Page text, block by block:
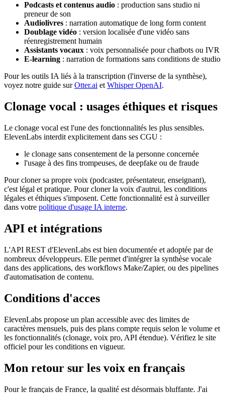
Podcasts et contenus audio : production sans studio ni
preneur de son
Audiolivres : narration automatique de long form content
Doublage vidéo : version localisée d'une vidéo sans
réenregistrement humain
Assistants vocaux : voix personnalisée pour chatbots ou IVR
E-learning : narration de formations sans conditions de studio
Pour les outils IA liés à la transcription (l'inverse de la synthèse),
voyez notre guide surOtter.ai etWhisper OpenAI.
Clonage vocal : usages éthiques et risques
Le clonage vocal est l'une des fonctionnalités les plus sensibles.
ElevenLabs interdit explicitement dans ses CGU :
le clonage sans consentement de la personne concernée
l'usage à des fins trompeuses, de deepfake ou de fraude
Pour cloner sa propre voix (podcaster, présentateur, enseignant),
c'est légal et pratique. Pour cloner la voix d'autrui, les conditions
légales et éthiques s'imposent. Cette fonctionnalité est à surveiller
dans votre politique d'usage IA interne.
API et intégrations
L'API REST d'ElevenLabs est bien documentée et adoptée par de
nombreux développeurs. Elle permet d'intégrer la synthèse vocale
dans des applications, des workflows Make/Zapier, ou des pipelines
d'automatisation de contenu.
Conditions d'acces
ElevenLabs propose un plan accessible avec des limites de
caractères mensuels, puis des plans compte requis selon le volume et
les fonctionnalités (clonage, voix pro, API étendue). Vérifiez le site
officiel pour les conditions en vigueur.
Mon retour sur les voix en français
Pour le français de France, la qualité est désormais bluffante. J'ai